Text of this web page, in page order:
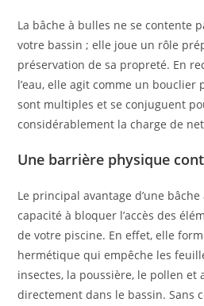
La bâche à bulles ne se contente
votre bassin ; elle joue un rôle
préservation de sa propreté. En
l’eau, elle agit comme un bouclier
sont multiples et se conjuguent
considérablement la charge de
Une barrière physique
Le principal avantage d’une
capacité à bloquer l’accès des
de votre piscine. En effet, elle
hermétique qui empêche les
insectes, la poussière, le pollen et
directement dans le bassin. Sans